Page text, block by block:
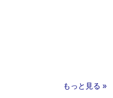
もっと見る »